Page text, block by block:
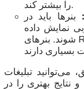
را بیشتر کند.
بنرها باید در
نمایش داده
شوند. بنرهای Responsive و سازگار با تلفن همراه
می‌توانید تبلیغات
نتایج بهتری را در